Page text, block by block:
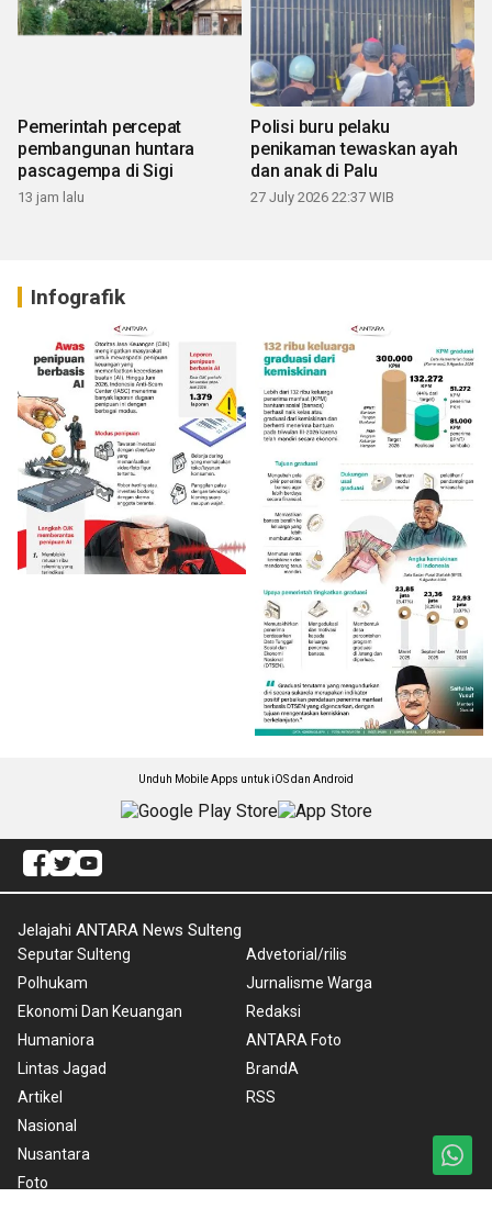
Pemerintah percepat
pembangunan huntara
pascagempa di Sigi
13 jam lalu
Polisi buru pelaku
penikaman tewaskan ayah
dan anak di Palu
27 July 2026 22:37 WIB
Infografik
Unduh Mobile Apps untuk iOS dan Android
Jelajahi ANTARA News Sulteng
Seputar Sulteng
Polhukam
Ekonomi Dan Keuangan
Humaniora
Lintas Jagad
Artikel
Nasional
Nusantara
Foto
Advetorial/rilis
Jurnalisme Warga
Redaksi
ANTARA Foto
BrandA
RSS